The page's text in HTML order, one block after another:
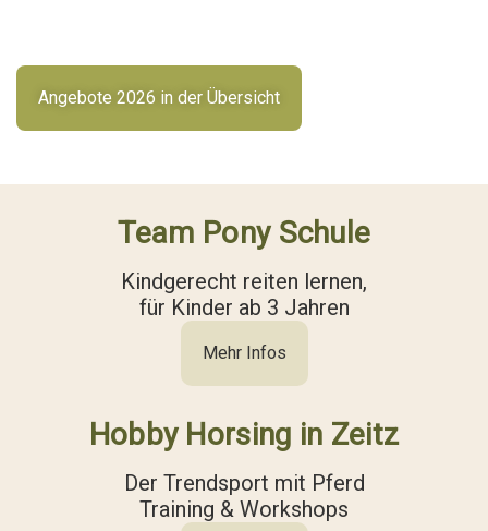
Angebote 2026 in der Übersicht
Team Pony Schule
Kindgerecht reiten lernen,
für Kinder ab 3 Jahren
Mehr Infos
Hobby Horsing in Zeitz
Der Trendsport mit Pferd
Training & Workshops